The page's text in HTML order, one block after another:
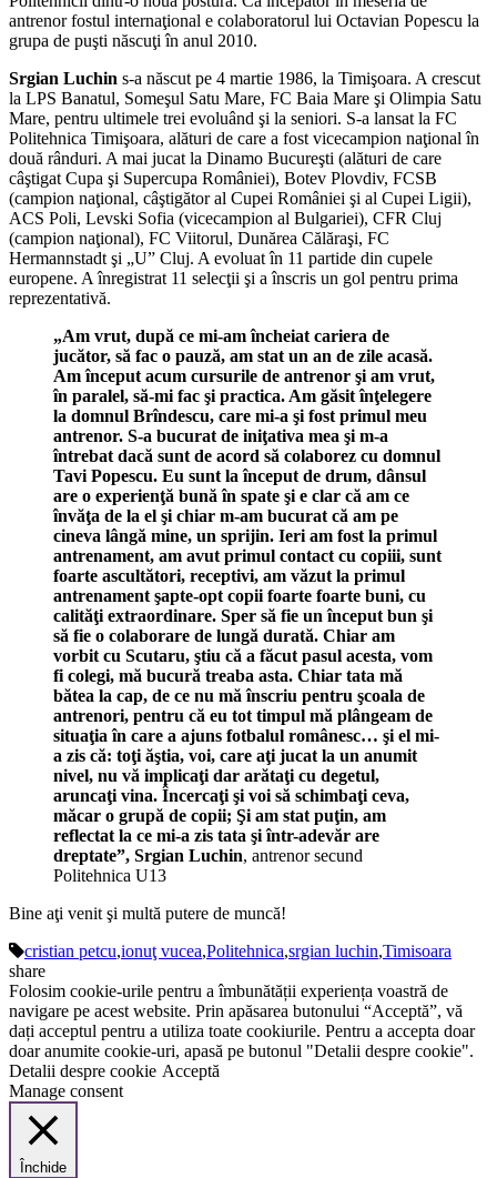
antrenor fostul internaţional e colaboratorul lui Octavian Popescu la
grupa de puşti născuţi în anul 2010.
Srgian Luchin s-a născut pe 4 martie 1986, la Timişoara. A crescut
la LPS Banatul, Someşul Satu Mare, FC Baia Mare şi Olimpia Satu
Mare, pentru ultimele trei evoluând şi la seniori. S-a lansat la FC
Politehnica Timişoara, alături de care a fost vicecampion naţional în
două rânduri. A mai jucat la Dinamo Bucureşti (alături de care
câştigat Cupa şi Supercupa României), Botev Plovdiv, FCSB
(campion naţional, câştigător al Cupei României şi al Cupei Ligii),
ACS Poli, Levski Sofia (vicecampion al Bulgariei), CFR Cluj
(campion naţional), FC Viitorul, Dunărea Călăraşi, FC
Hermannstadt şi „U” Cluj. A evoluat în 11 partide din cupele
europene. A înregistrat 11 selecţii şi a înscris un gol pentru prima
reprezentativă.
„Am vrut, după ce mi-am încheiat cariera de
jucător, să fac o pauză, am stat un an de zile acasă.
Am început acum cursurile de antrenor şi am vrut,
în paralel, să-mi fac şi practica. Am găsit înţelegere
la domnul Brîndescu, care mi-a şi fost primul meu
antrenor. S-a bucurat de iniţativa mea şi m-a
întrebat dacă sunt de acord să colaborez cu domnul
Tavi Popescu. Eu sunt la început de drum, dânsul
are o experienţă bună în spate şi e clar că am ce
învăţa de la el şi chiar m-am bucurat că am pe
cineva lângă mine, un sprijin. Ieri am fost la primul
antrenament, am avut primul contact cu copiii, sunt
foarte ascultători, receptivi, am văzut la primul
antrenament şapte-opt copii foarte foarte buni, cu
calităţi extraordinare. Sper să fie un început bun şi
să fie o colaborare de lungă durată. Chiar am
vorbit cu Scutaru, ştiu că a făcut pasul acesta, vom
fi colegi, mă bucură treaba asta. Chiar tata mă
bătea la cap, de ce nu mă înscriu pentru şcoala de
antrenori, pentru că eu tot timpul mă plângeam de
situaţia în care a ajuns fotbalul românesc… şi el mi-
a zis că: toţi ăştia, voi, care aţi jucat la un anumit
nivel, nu vă implicaţi dar arătaţi cu degetul,
aruncaţi vina. Încercaţi şi voi să schimbaţi ceva,
măcar o grupă de copii; Şi am stat puţin, am
reflectat la ce mi-a zis tata şi într-adevăr are
dreptate”, Srgian Luchin, antrenor secund
Politehnica U13
Bine aţi venit şi multă putere de muncă!
cristian petcu,ionuţ vucea,Politehnica,srgian luchin,Timisoara
share
Folosim cookie-urile pentru a îmbunătății experiența voastră de
navigare pe acest website. Prin apăsarea butonului “Acceptă”, vă
dați acceptul pentru a utiliza toate cookiurile. Pentru a accepta doar
doar anumite cookie-uri, apasă pe butonul "Detalii despre cookie".
Detalii despre cookie Acceptă
Manage consent
Închide